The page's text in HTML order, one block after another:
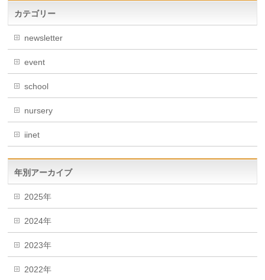
カテゴリー
newsletter
event
school
nursery
iinet
年別アーカイブ
2025年
2024年
2023年
2022年